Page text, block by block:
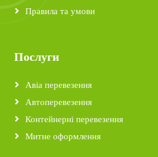
Правила та умови
Послуги
Авіа перевезення
Автоперевезення
Контейнерні перевезення
Митне оформлення